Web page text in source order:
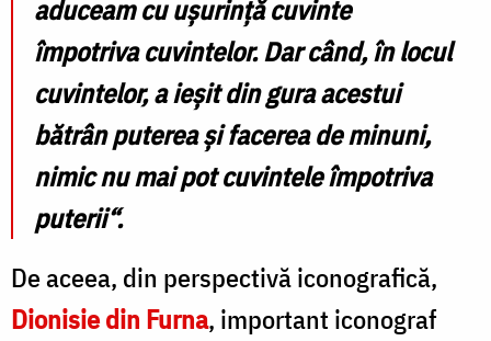
aduceam cu uşurinţă cuvinte
împotriva cuvintelor. Dar când, în locul
cuvintelor, a ieşit din gura acestui
bătrân puterea şi facerea de minuni,
nimic nu mai pot cuvintele împotriva
puterii“.
De aceea, din perspectivă iconografică,
Dionisie din Furna, important iconograf